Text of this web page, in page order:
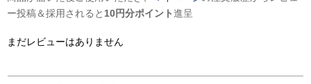
ー投稿＆採用されると 10円分ポイント進呈
まだレビューはありません